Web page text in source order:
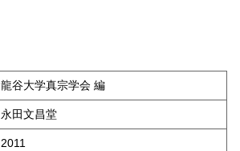
龍谷大学真宗学会 編
永田文昌堂
2011